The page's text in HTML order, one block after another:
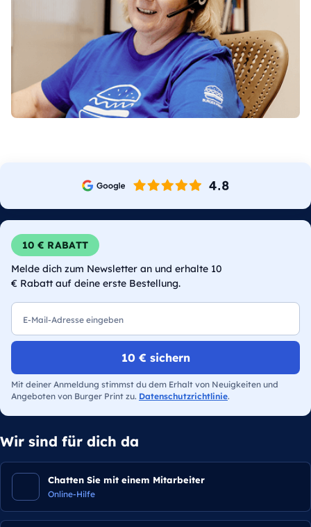
10 € RABATT
Melde dich zum Newsletter an und erhalte 10
€ Rabatt auf deine erste Bestellung.
10 € sichern
Mit deiner Anmeldung stimmst du dem Erhalt von Neuigkeiten und
Angeboten von Burger Print zu. Datenschutzrichtlinie.
Wir sind für dich da
Chatten Sie mit einem Mitarbeiter
Online-Hilfe